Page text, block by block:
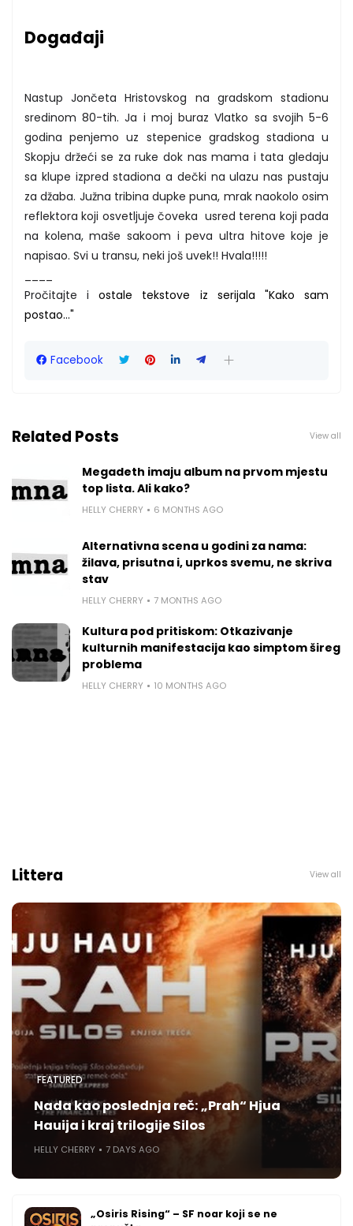
Događaji
Nastup Jončeta Hristovskog na gradskom stadionu
sredinom 80-tih. Ja i moj buraz Vlatko sa svojih 5-6
godina penjemo uz stepenice gradskog stadiona u
Skopju držeći se za ruke dok nas mama i tata gledaju
sa klupe izpred stadiona a dečki na ulazu nas pustaju
za džaba. Južna tribina dupke puna, mrak naokolo osim
reflektora koji osvetljuje čoveka usred terena koji pada
na kolena, maše sakoom i peva ultra hitove koje je
napisao. Svi u transu, neki još uvek!! Hvala!!!!!
Pročitajte iostale tekstove iz serijala "Kako sam
postao..."
Facebook
Related Posts View all
Megadeth imaju album na prvom mjestu
top lista. Ali kako?
HELLY CHERRY 6 MONTHS AGO
Alternativna scena u godini za nama:
žilava, prisutna i, uprkos svemu, ne skriva
stav
HELLY CHERRY 7 MONTHS AGO
Kultura pod pritiskom: Otkazivanje
kulturnih manifestacija kao simptom šireg
problema
HELLY CHERRY 10 MONTHS AGO
Littera View all
FEATURED
Nada kao poslednja reč: „Prah“ Hjua
Hauija i kraj trilogije Silos
HELLY CHERRY 7 DAYS AGO
„Osiris Rising“ – SF noar koji se ne